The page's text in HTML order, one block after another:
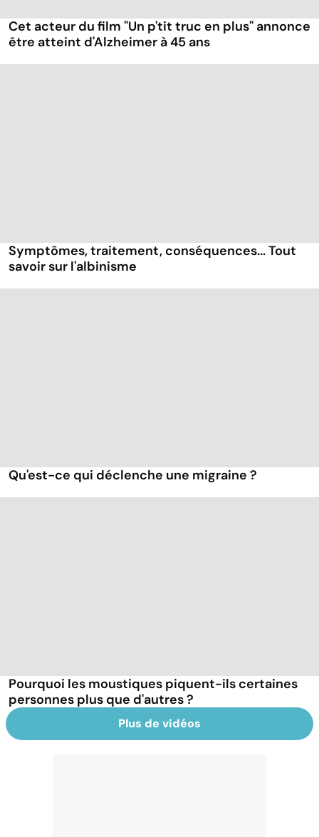
Cet acteur du film "Un p'tit truc en plus" annonce
être atteint d'Alzheimer à 45 ans
Symptômes, traitement, conséquences... Tout
savoir sur l'albinisme
Qu'est-ce qui déclenche une migraine ?
Pourquoi les moustiques piquent-ils certaines
personnes plus que d'autres ?
Plus de vidéos